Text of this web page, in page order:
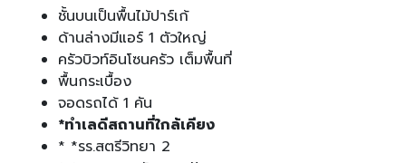
ชั้นบนเป็นพื้นไม้ปาร์เก้
ด้านล่างมีแอร์ 1 ตัวใหญ่
ครัวบิวท์อินโซนครัว เต็มพื้นที่
พื้นกระเบื้อง
จอดรถได้ 1 คัน
*ทำเลดีสถานที่ใกล้เคียง
* *รร.สตรีวิทยา 2